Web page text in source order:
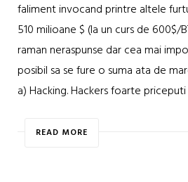
faliment invocand printre altele
510 milioane $ (la un curs de 600$/
raman neraspunse dar cea mai
posibil sa se fure o suma ata de
a) Hacking. Hackers foarte
READ MORE